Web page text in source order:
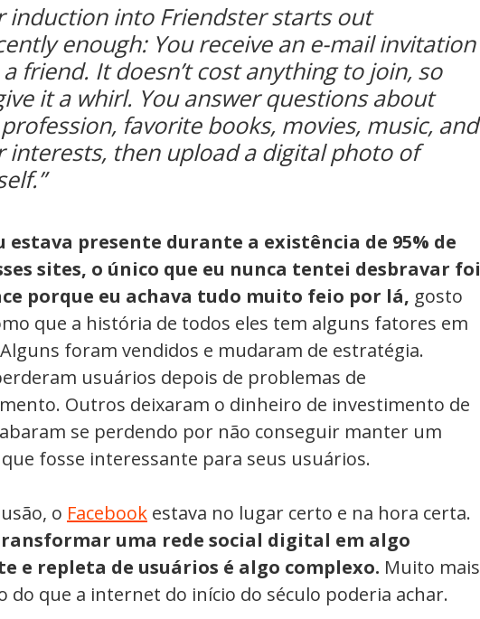
induction into Friendster starts out
enough: You receive an e-mail invitation
friend. It doesn’t cost anything to join, so
it a whirl. You answer questions about
favorite books, movies, music, and
interests, then upload a digital photo of
estava presente durante a existência de 95% de
sites, o único que eu nunca tentei desbravar foi
porque eu achava tudo muito feio por lá, gosto
que a história de todos eles tem alguns fatores em
foram vendidos e mudaram de estratégia.
usuários depois de problemas de
Outros deixaram o dinheiro de investimento de
se perdendo por não conseguir manter um
fosse interessante para seus usuários.
o Facebook estava no lugar certo e na hora certa.
uma rede social digital em algo
e repleta de usuários é algo complexo. Muito mais
do que a internet do início do século poderia achar.